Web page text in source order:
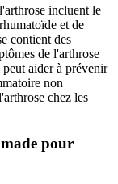
incluent le
et de
contient des
de l'arthrose
aider à prévenir
non
chez les
pour